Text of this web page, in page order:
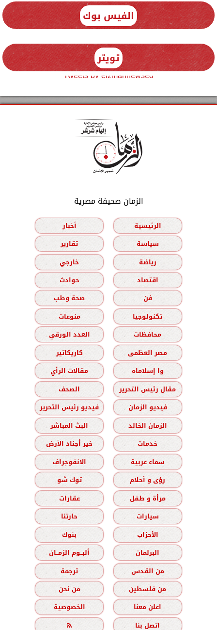
الفيس بوك
تويتر
Tweets by elzmannewseg
الزمان صحيفة مصرية
الرئيسية
أخبار
سياسة
تقارير
رياضة
خارجي
اقتصاد
حوادث
فن
صحة وطب
تكنولوجيا
منوعات
محافظات
العدد الورقي
مصر العظمى
كاريكاتير
وا إسلاماه
مقالات الرأي
مقال رئيس التحرير
الصحف
فيديو الزمان
فيديو رئيس التحرير
الزمان الخالد
البث المباشر
خدمات
خير أجناد الأرض
سماء عربية
الانفوجراف
رؤى و أحلام
توك شو
مرأة و طفل
عقارات
سيارات
حارتنا
الأحزاب
بنوك
البرلمان
ألبــوم الزمــان
من القدس
ترجمة
من فلسطين
من نحن
اعلن معنا
الخصوصية
اتصل بنا
